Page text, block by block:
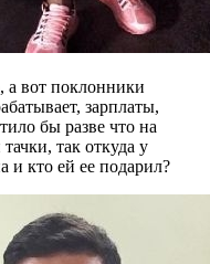
а вот поклонники
зарплаты,
бы разве что на
так откуда у
кто ей ее подарил?